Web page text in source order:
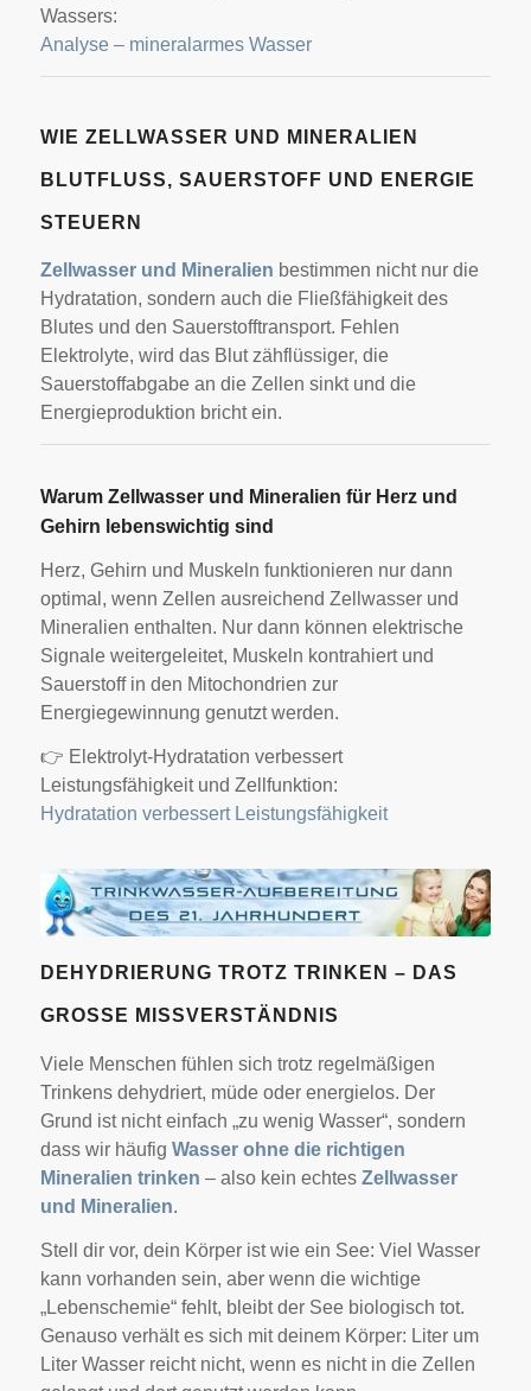
Wassers:
Analyse – mineralarmes Wasser
WIE ZELLWASSER UND MINERALIEN
BLUTFLUSS, SAUERSTOFF UND ENERGIE
STEUERN
Zellwasser und Mineralien bestimmen nicht nur die
Hydratation, sondern auch die Fließfähigkeit des
Blutes und den Sauerstofftransport. Fehlen
Elektrolyte, wird das Blut zähflüssiger, die
Sauerstoffabgabe an die Zellen sinkt und die
Energieproduktion bricht ein.
Warum Zellwasser und Mineralien für Herz und
Gehirn lebenswichtig sind
Herz, Gehirn und Muskeln funktionieren nur dann
optimal, wenn Zellen ausreichend Zellwasser und
Mineralien enthalten. Nur dann können elektrische
Signale weitergeleitet, Muskeln kontrahiert und
Sauerstoff in den Mitochondrien zur
Energiegewinnung genutzt werden.
👉 Elektrolyt-Hydratation verbessert
Leistungsfähigkeit und Zellfunktion:
Hydratation verbessert Leistungsfähigkeit
DEHYDRIERUNG TROTZ TRINKEN – DAS
GROSSE MISSVERSTÄNDNIS
Viele Menschen fühlen sich trotz regelmäßigen
Trinkens dehydriert, müde oder energielos. Der
Grund ist nicht einfach „zu wenig Wasser“, sondern
dass wir häufig Wasser ohne die richtigen
Mineralien trinken – also kein echtes Zellwasser
und Mineralien.
Stell dir vor, dein Körper ist wie ein See: Viel Wasser
kann vorhanden sein, aber wenn die wichtige
„Lebenschemie“ fehlt, bleibt der See biologisch tot.
Genauso verhält es sich mit deinem Körper: Liter um
Liter Wasser reicht nicht, wenn es nicht in die Zellen